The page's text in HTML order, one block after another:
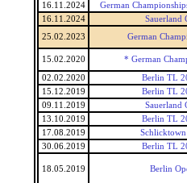
16.11.2024
German
16.11.2024
Sauerland
25.02.2023
German
15.02.2020
* German
02.02.2020
Berlin TL
15.12.2019
Berlin TL
09.11.2019
Sauerland
13.10.2019
Berlin TL
17.08.2019
30.06.2019
Berlin TL
18.05.2019 Berlin